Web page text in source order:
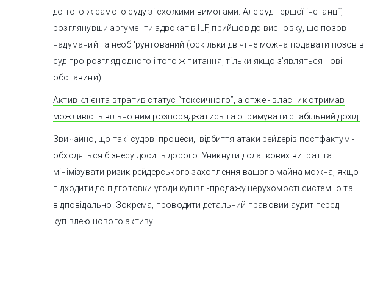
до того ж самого суду зі схожими вимогами. Але суд першої інстанції,
розглянувши аргументи адвокатів ILF, прийшов до висновку, що позов
надуманий та необґрунтований (оскільки двічі не можна подавати позов в
суд про розгляд одного і того ж питання, тільки якщо з'являться нові
обставини).
Актив клієнта втратив статус “токсичного”, а отже - власник отримав
можливість вільно ним розпоряджатись та отримувати стабільний дохід.
Звичайно, що такі судові процеси, відбиття атаки рейдерів постфактум -
обходяться бізнесу досить дорого. Уникнути додаткових витрат та
мінімізувати ризик рейдерського захоплення вашого майна можна, якщо
підходити до підготовки угоди купівлі-продажу нерухомості системно та
відповідально. Зокрема, проводити детальний правовий аудит перед
купівлею нового активу.